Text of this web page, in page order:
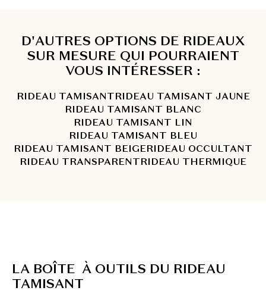
D'AUTRES OPTIONS DE RIDEAUX
SUR MESURE QUI POURRAIENT
VOUS INTÉRESSER :
RIDEAU TAMISANTRIDEAU TAMISANT JAUNE
RIDEAU TAMISANT BLANC
RIDEAU TAMISANT LIN
RIDEAU TAMISANT BLEU
RIDEAU TAMISANT BEIGERIDEAU OCCULTANT
RIDEAU TRANSPARENTRIDEAU THERMIQUE
LA BOÎTE À OUTILS DU RIDEAU
TAMISANT